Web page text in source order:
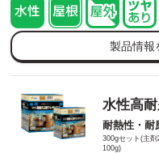
製品情報
水性高
耐熱性・耐
300gセット(主
100g)